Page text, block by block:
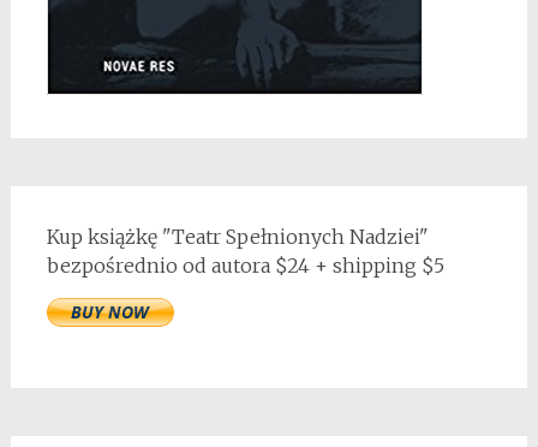
Kup książkę "Teatr Spełnionych Nadziei"
bezpośrednio od autora $24 + shipping $5